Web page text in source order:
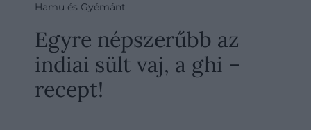
Hamu és Gyémánt
Egyre népszerűbb az
indiai sült vaj, a ghi –
recept!